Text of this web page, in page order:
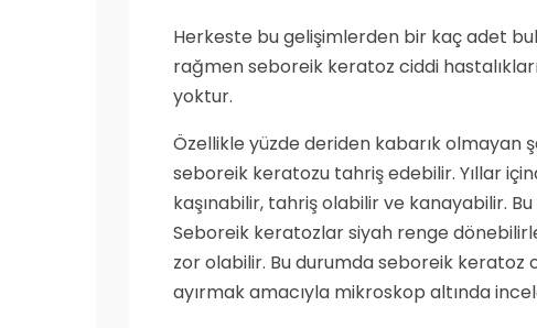
Herkeste bu gelişimlerden bir kaç adet
rağmen seboreik keratoz ciddi
yoktur.
Özellikle yüzde deriden kabarık olmayan
seboreik keratozu tahriş edebilir. Yıllar
kaşınabilir, tahriş olabilir ve kanayabilir.
Seboreik keratozlar siyah renge
zor olabilir. Bu durumda seboreik keratoz
ayırmak amacıyla mikroskop altında